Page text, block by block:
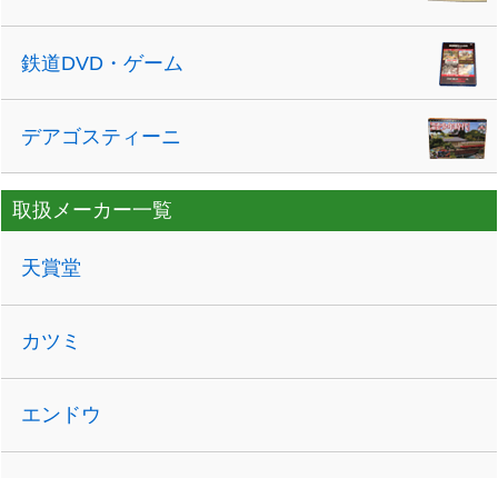
鉄道DVD・ゲーム
デアゴスティーニ
取扱メーカー一覧
天賞堂
カツミ
エンドウ